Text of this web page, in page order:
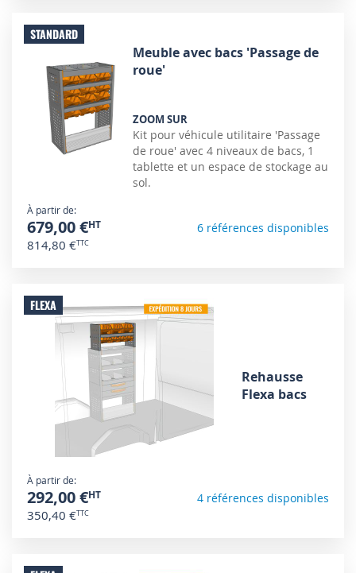
STANDARD
Meuble avec bacs 'Passage de
roue'
ZOOM SUR
Kit pour véhicule utilitaire 'Passage
de roue' avec 4 niveaux de bacs, 1
tablette et un espace de stockage au
sol.
À partir de
679,00 €
814,80 €
6 références disponibles
FLEXA
Rehausse
Flexa bacs
À partir de
292,00 €
350,40 €
4 références disponibles